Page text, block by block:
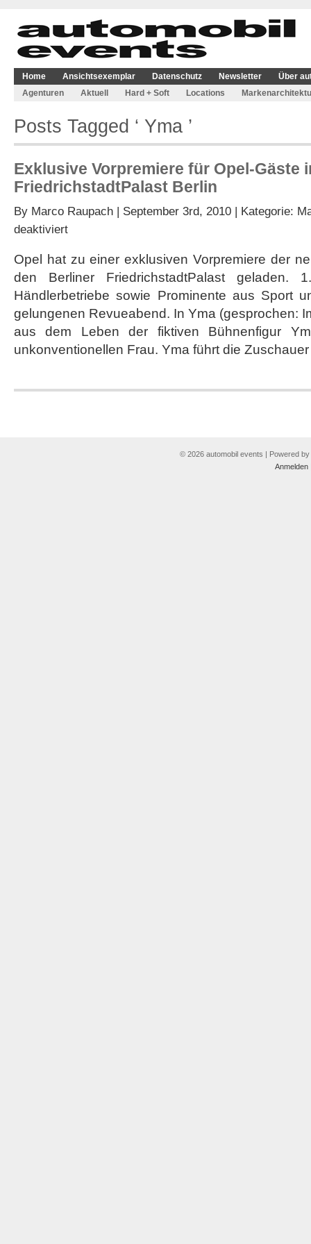
Home Ansichtsexemplar Datenschutz Newsletter
Über
Agenturen
Aktuell Hard + Soft Locations
Posts Tagged ‘ Yma ’
Exklusive Vorpremiere für Opel-Gäste
FriedrichstadtPalast Berlin
By Marco Raupach | September 3rd, 2010 | Kategorie:
deaktiviertfür
für
Opel-
im
FriedrichstadtPalast
Berlin
Opel hat zu einer exklusiven Vorpremiere der
den Berliner FriedrichstadtPalast geladen.
Händlerbetriebe sowie Prominente aus Sport
gelungenen Revueabend. In Yma (gesprochen:
aus dem Leben der fiktiven Bühnenfigur
unkonventionellen Frau. Yma führt die
© 2026 automobil events | Powered by
Anmelden|